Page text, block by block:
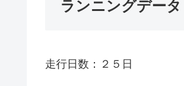
ランニングデータ
走行日数：２５日